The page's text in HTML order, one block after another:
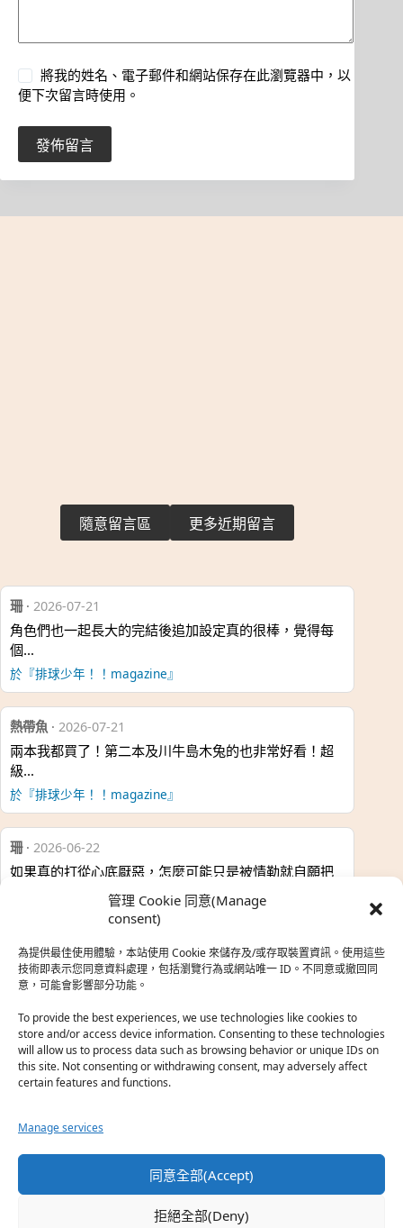
管理 Cookie 同意(Manage
consent)
為提供最佳使用體驗，本站使用 Cookie 來儲存及/或存取裝置資訊。使用這些
技術即表示您同意資料處理，包括瀏覽行為或網站唯一 ID。不同意或撤回同
意，可能會影響部分功能。
To provide the best experiences, we use technologies like cookies to
store and/or access device information. Consenting to these technologies
will allow us to process data such as browsing behavior or unique IDs on
this site. Not consenting or withdrawing consent, may adversely affect
certain features and functions.
Manage services
同意全部(Accept)
拒絕全部(Deny)
將我的姓名、電子郵件和網站保存在此瀏覽器中，以
便下次留言時使用。
發佈留言
隨意留言區 更多近期留言
珊· 2026-07-21
角色們也一起長大的完結後追加設定真的很棒，覺得每
個…
於『排球少年！！magazine』
熱帶魚 · 2026-07-21
兩本我都買了！第二本及川牛島木兔的也非常好看！超
級…
於『排球少年！！magazine』
珊· 2026-06-22
如果真的打從心底厭惡，怎麼可能只是被情勒就自願把
熱帶魚·2026-06-22
之前看到網路上有人說灰二自私情勒大家陪他圓夢，但
真…
於『強風吹拂』
珊·2026-06-18
第…
於『白領羽球部』